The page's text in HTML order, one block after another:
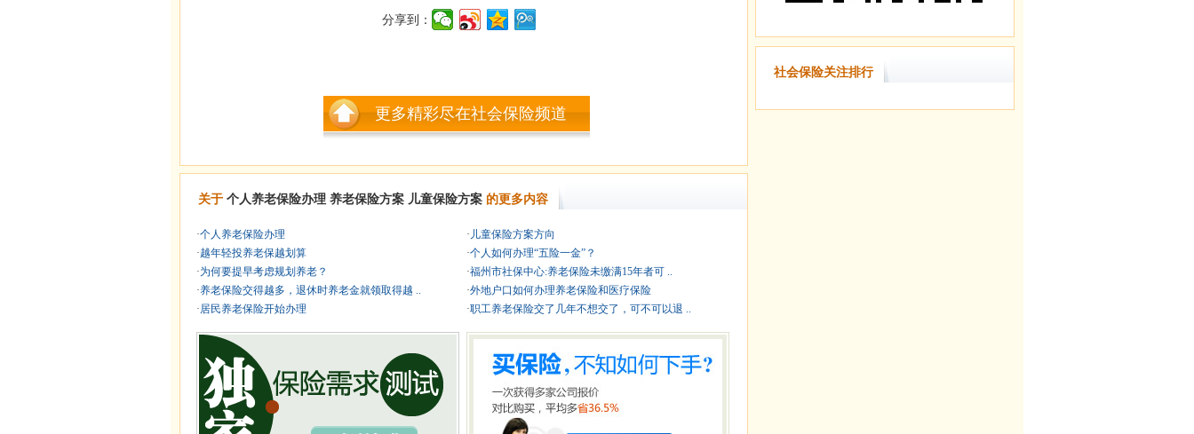
分享到：
更多精彩尽在社会保险频道
关于 个人养老保险办理 养老保险方案 儿童保险方案 的更多内容
·个人养老保险办理
·越年轻投养老保越划算
·为何要提早考虑规划养老？
·养老保险交得越多，退休时养老金就领取得越 ..
·居民养老保险开始办理
· 儿童保险方案方向
·个人如何办理“五险一金”？
·福州市社保中心:养老保险未缴满15年者可 ..
·外地户口如何办理养老保险和医疗保险
·职工养老保险交了几年不想交了，可不可以退 ..
社会保险关注排行